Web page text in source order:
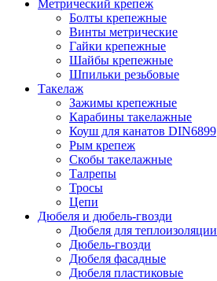
Метрический крепеж
Болты крепежные
Винты метрические
Гайки крепежные
Шайбы крепежные
Шпильки резьбовые
Такелаж
Зажимы крепежные
Карабины такелажные
Коуш для канатов DIN6899
Рым крепеж
Скобы такелажные
Талрепы
Тросы
Цепи
Дюбеля и дюбель-гвозди
Дюбеля для теплоизоляции
Дюбель-гвозди
Дюбеля фасадные
Дюбеля пластиковые